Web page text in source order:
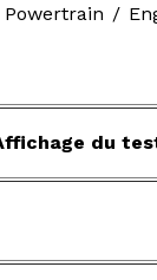
/
du